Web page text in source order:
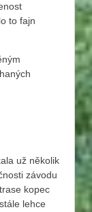
to fajn
už několik
závodu
kopec
lehce